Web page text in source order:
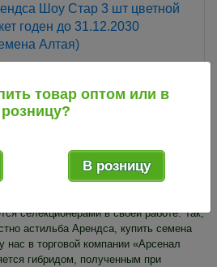
Шоу Стар 3 шт цветной
годен до 31.12.2030
Алтая)
Мин. партия:
из семейства
селекционерами в своей работе. Так,
астильба Арендса, купить семена
нас в торговой компании «Арсенал
гибридом, полученным при
товар оптом или в
розницу?
В розницу